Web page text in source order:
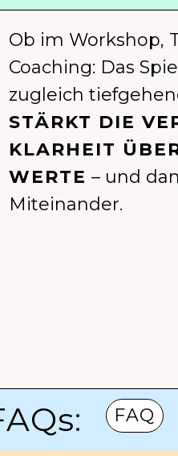
Ob im Workshop,
Coaching: Das
zugleich
STÄRKT DIE
KLARHEIT
WERTE – und
Miteinander.
FAQ